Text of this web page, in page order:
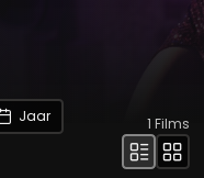
Jaar
1 Films